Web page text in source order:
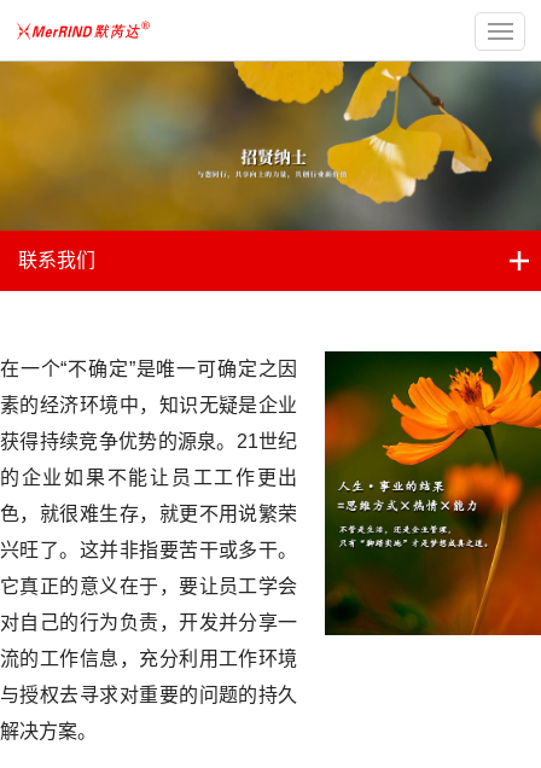
联系我们
在一个“不确定”是唯一可确定之因
素的经济环境中，知识无疑是企业
获得持续竞争优势的源泉。21世纪
的企业如果不能让员工工作更出
色，就很难生存，就更不用说繁荣
兴旺了。这并非指要苦干或多干。
它真正的意义在于，要让员工学会
对自己的行为负责，开发并分享一
流的工作信息，充分利用工作环境
与授权去寻求对重要的问题的持久
解决方案。